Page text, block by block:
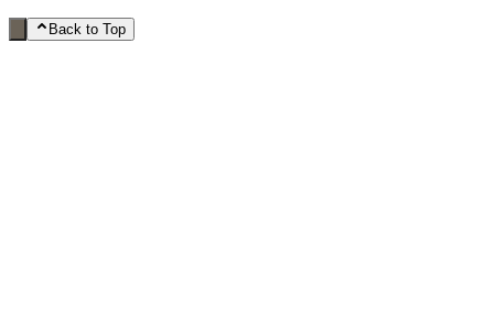
Back to Top